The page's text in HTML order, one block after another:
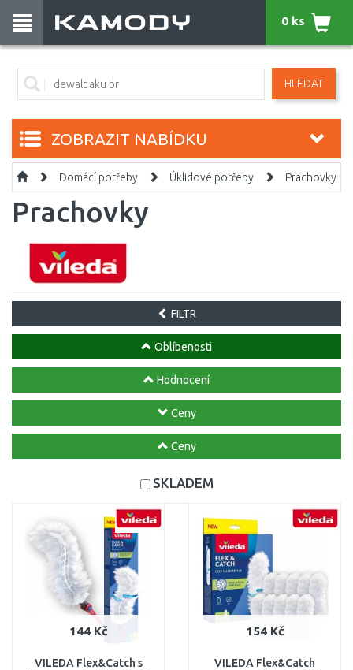
HLEDAT
0 ks
ZOBRAZIT NABÍDKU
Domácí potřeby Úklidové potřeby Prachovky
Prachovky
FILTR
Oblíbenosti
Hodnocení
Ceny
Ceny
SKLADEM
144 Kč
VILEDA Flex&Catch s
154 Kč
VILEDA Flex&Catch